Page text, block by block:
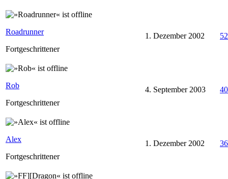
Roadrunner
Fortgeschrittener
1. Dezember 2002
Rob
Fortgeschrittener
4. September 2003
Alex
Fortgeschrittener
1. Dezember 2002